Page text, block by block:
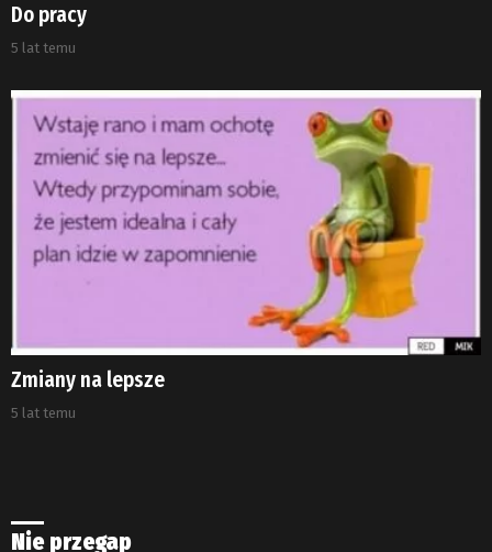
Do pracy
5 lat temu
Zmiany na lepsze
5 lat temu
Nie przegap